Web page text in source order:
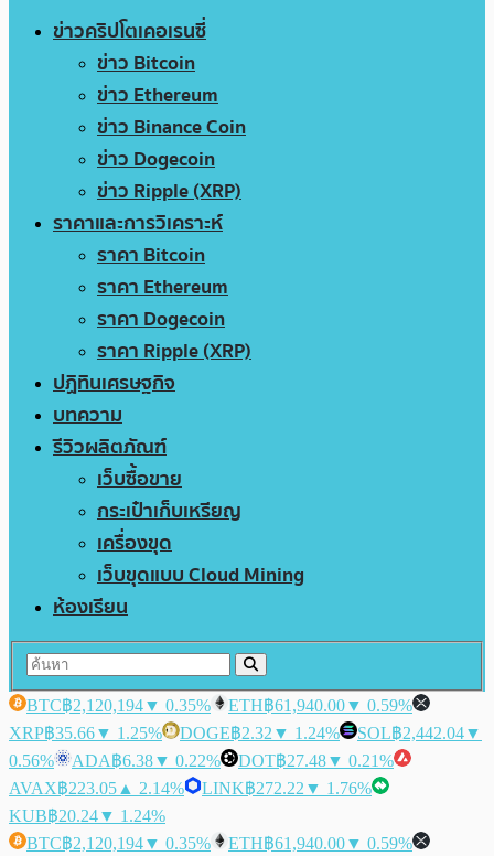
ข่าวคริปโตเคอเรนซี่
ข่าว Bitcoin
ข่าว Ethereum
ข่าว Binance Coin
ข่าว Dogecoin
ข่าว Ripple (XRP)
ราคาและการวิเคราะห์
ราคา Bitcoin
ราคา Ethereum
ราคา Dogecoin
ราคา Ripple (XRP)
ปฏิทินเศรษฐกิจ
บทความ
รีวิวผลิตภัณฑ์
เว็บซื้อขาย
กระเป๋าเก็บเหรียญ
เครื่องขุด
เว็บขุดแบบ Cloud Mining
ห้องเรียน
BTC฿2,120,194▼ 0.35% ETH฿61,940.00▼ 0.59%
XRP฿35.66▼ 1.25% DOGE฿2.32 ▼ 1.24% SOL฿2,442.04▼
0.56%
ADA฿6.38▼ 0.22% DOT฿27.48▼ 0.21%
AVAX฿223.05 ▲ 2.14% LINK฿272.22 ▼ 1.76%
KUB฿20.24▼ 1.24%
BTC฿2,120,194▼ 0.35% ETH฿61,940.00▼ 0.59%